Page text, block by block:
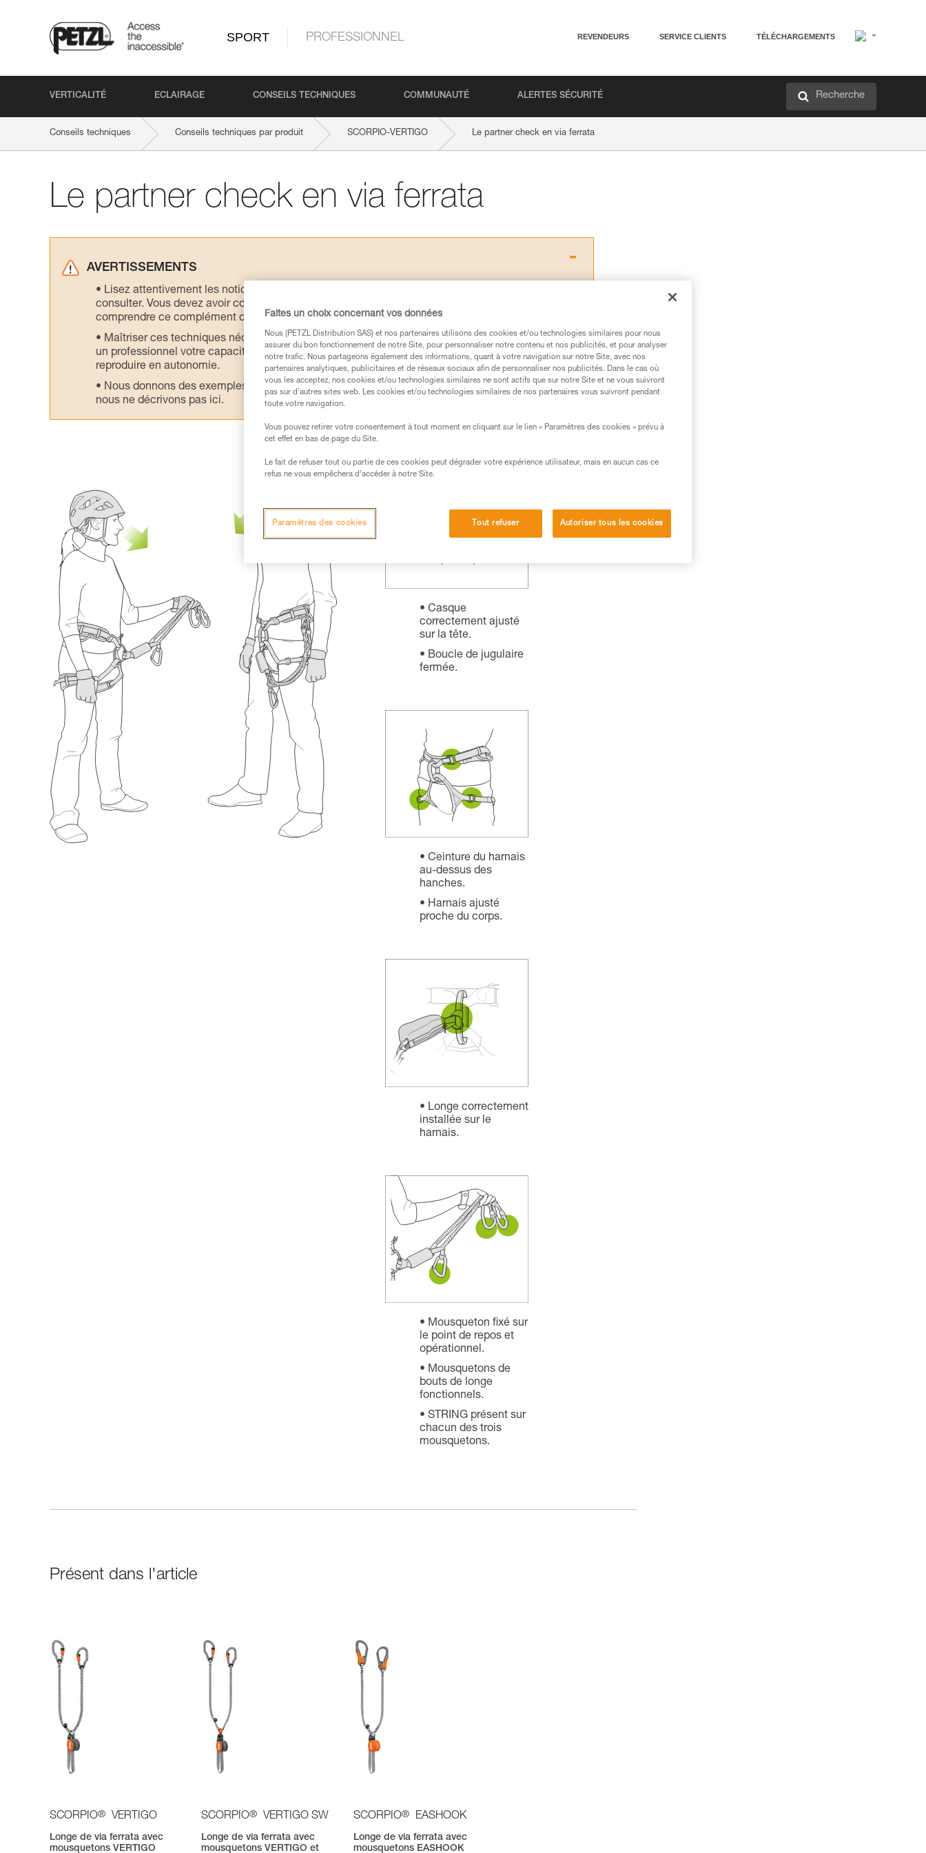
SPORT PROFESSIONNEL REVENDEURS SERVICE CLIENTS TÉLÉCHARGEMENTS
VERTICALITÉ ECLAIRAGE CONSEILS TECHNIQUES COMMUNAUTÉ ALERTES SÉCURITÉ Recherche
Conseils techniques Conseils techniques par produit SCORPIO-VERTIGO Le partner check en via ferrata
Le partner check en via ferrata
AVERTISSEMENTS
Lisez attentivement les notices techniques des produits utilisés dans ce conseil avant de le
consulter. Vous devez avoir compris les informations de la notice technique pour pouvoir
comprendre ce complément d’informations.
Maîtriser ces techniques nécessite une formation et un entraînement spécifique. Validez avec
un professionnel votre capacité à refaire la manipulation, seul, en toute sécurité, avant de la
reproduire en autonomie.
Nous donnons des exemples de techniques liées à votre activité. Il peut en exister d’autres que
nous ne décrivons pas ici.
Casque
correctement ajusté
sur la tête.
Boucle de jugulaire
fermée.
Ceinture du harnais
au-dessus des
hanches.
Harnais ajusté
proche du corps.
Longe correctement
installée sur le
harnais.
Mousqueton fixé sur
le point de repos et
opérationnel.
Mousquetons de
bouts de longe
fonctionnels.
STRING présent sur
chacun des trois
mousquetons.
Présent dans l'article
SCORPIO® VERTIGO
Longe de via ferrata avec
mousquetons VERTIGO
SCORPIO® VERTIGO SW
Longe de via ferrata avec
mousquetons VERTIGO et
SCORPIO® EASHOOK
Longe de via ferrata avec
mousquetons EASHOOK
Faites un choix concernant vos données
Nous (PETZL Distribution SAS) et nos partenaires utilisons des cookies et/ou technologies similaires pour nous
assurer du bon fonctionnement de notre Site, pour personnaliser notre contenu et nos publicités, et pour analyser
notre trafic. Nous partageons également des informations, quant à votre navigation sur notre Site, avec nos
partenaires analytiques, publicitaires et de réseaux sociaux afin de personnaliser nos publicités. Dans le cas où
vous les acceptez, nos cookies et/ou technologies similaires ne sont actifs que sur notre Site et ne vous suivront
pas sur d’autres sites web. Les cookies et/ou technologies similaires de nos partenaires vous suivront pendant
toute votre navigation.
Vous pouvez retirer votre consentement à tout moment en cliquant sur le lien « Paramètres des cookies » prévu à
cet effet en bas de page du Site.
Le fait de refuser tout ou partie de ces cookies peut dégrader votre expérience utilisateur, mais en aucun cas ce
refus ne vous empêchera d’accéder à notre Site.
Tout refuser Autoriser tous les cookies
Paramètres des cookies